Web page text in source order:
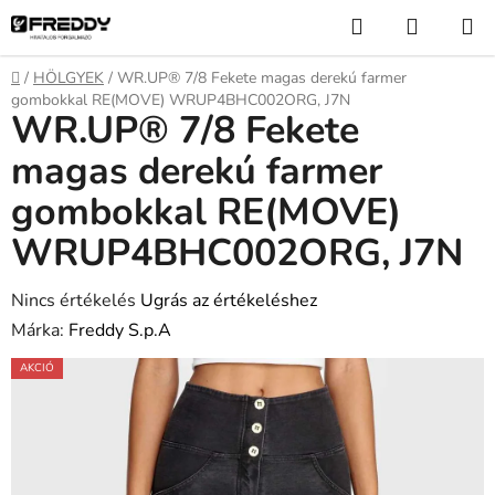
Ugrás
fő
tartalomhoz
KeresésKOSÁR
Kezdőlap
/ HÖLGYEK / WR.UP® 7/8 Fekete magas derekú farmer
gombokkal RE(MOVE) WRUP4BHC002ORG, J7N
WR.UP® 7/8 Fekete
magas derekú farmer
gombokkal RE(MOVE)
WRUP4BHC002ORG, J7N
A
termék
átlagos
Nincs értékelés Ugrás az értékeléshez
Márka: Freddy S.p.A
AKCIÓ